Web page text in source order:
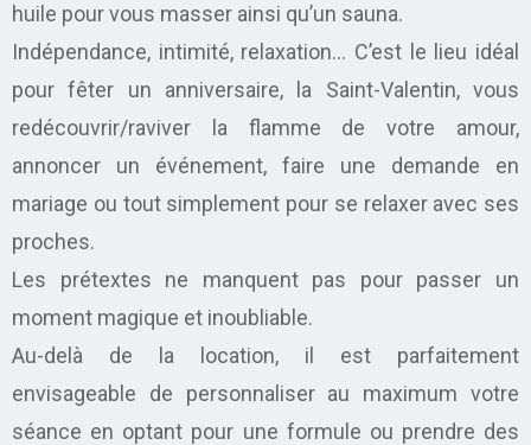
huile pour vous masser ainsi qu’un sauna.
Indépendance, intimité, relaxation… C’est le lieu idéal
pour fêter un anniversaire, la Saint-Valentin, vous
redécouvrir/raviver la flamme de votre amour,
annoncer un événement, faire une demande en
mariage ou tout simplement pour se relaxer avec ses
proches.
Les prétextes ne manquent pas pour passer un
moment magique et inoubliable.
Au-delà de la location, il est parfaitement
envisageable de personnaliser au maximum votre
séance en optant pour une formule ou prendre des